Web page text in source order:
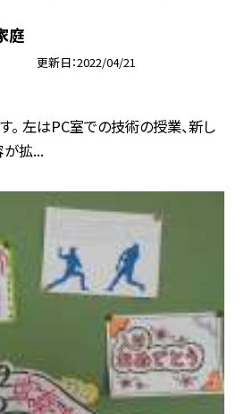
庭
更新日 2022/04/21
。 左はPC室での技術の授業、新し
拡...